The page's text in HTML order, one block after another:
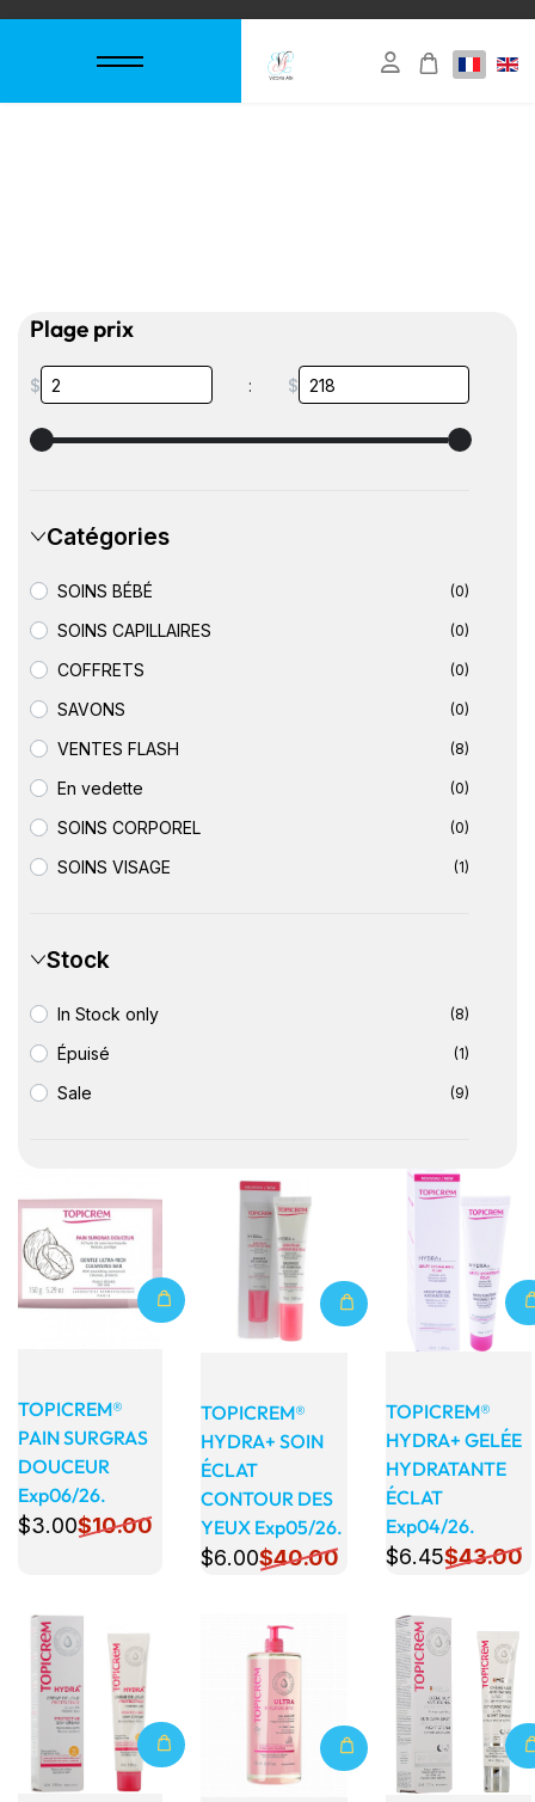
Plage prix
$ : $
Catégories
SOINS BÉBÉ (0)
SOINS CAPILLAIRES (0)
COFFRETS (0)
SAVONS (0)
VENTES FLASH (8)
En vedette (0)
SOINS CORPOREL (0)
SOINS VISAGE (1)
Stock
In Stock only (8)
Épuisé (1)
Sale (9)
TOPICREM®
PAIN SURGRAS
DOUCEUR
Exp06/26.
$3.00$10.00
Détails
TOPICREM®
HYDRA+ SOIN
ÉCLAT
CONTOUR DES
YEUX Exp05/26.
$6.00$40.00
Détails
TOPICREM®
HYDRA+ GELÉE
HYDRATANTE
ÉCLAT
Exp04/26.
$6.45$43.00
Détails Détails